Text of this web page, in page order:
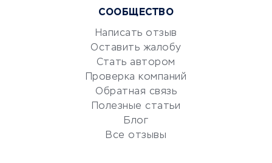
Маркетинг и продажи
Репетиторство
Красота и здоровье
Сервисы по поиску работы
Сетевой маркетинг
УСЛУГИ ДЛЯ БИЗНЕСА
СООБЩЕСТВО
Написать отзыв
Оставить жалобу
Стать автором
Проверка компаний
Обратная связь
Полезные статьи
Блог
Все отзывы